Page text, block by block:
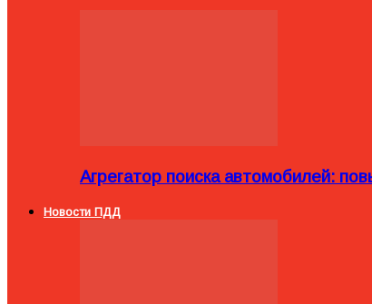
Агрегатор поиска автомобилей:
Новости ПДД